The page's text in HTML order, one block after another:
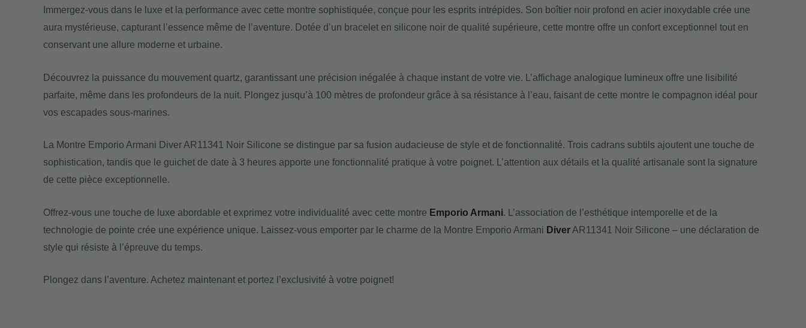
Immergez-vous dans le luxe et la performance avec cette montre sophistiquée, conçue pour les esprits intrépides. Son boîtier noir profond en acier inoxydable crée une
aura mystérieuse, capturant l’essence même de l’aventure. Dotée d’un bracelet en silicone noir de qualité supérieure, cette montre offre un confort exceptionnel tout en
conservant une allure moderne et urbaine.
Découvrez la puissance du mouvement quartz, garantissant une précision inégalée à chaque instant de votre vie. L’affichage analogique lumineux offre une lisibilité
parfaite, même dans les profondeurs de la nuit. Plongez jusqu’à 100 mètres de profondeur grâce à sa résistance à l’eau, faisant de cette montre le compagnon idéal pour
vos escapades sous-marines.
La Montre Emporio Armani Diver AR11341 Noir Silicone se distingue par sa fusion audacieuse de style et de fonctionnalité. Trois cadrans subtils ajoutent une touche de
sophistication, tandis que le guichet de date à 3 heures apporte une fonctionnalité pratique à votre poignet. L’attention aux détails et la qualité artisanale sont la signature
de cette pièce exceptionnelle.
Offrez-vous une touche de luxe abordable et exprimez votre individualité avec cette montre Emporio Armani. L’association de l’esthétique intemporelle et de la
technologie de pointe crée une expérience unique. Laissez-vous emporter par le charme de la Montre Emporio Armani DiverAR11341 Noir Silicone – une déclaration de
style qui résiste à l’épreuve du temps.
Plongez dans l’aventure. Achetez maintenant et portez l’exclusivité à votre poignet!